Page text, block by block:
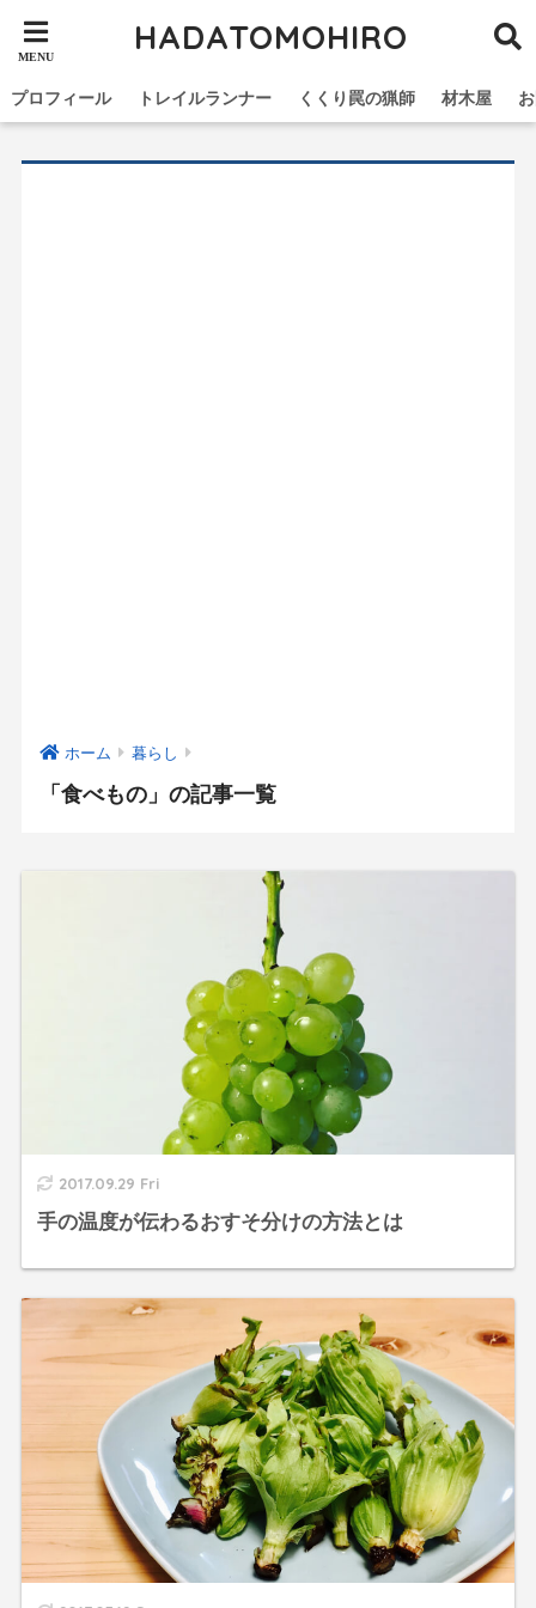
HADATOMOHIRO
プロフィール トレイルランナー くくり罠の猟師 材木屋
ホーム 暮らし
「食べもの」の記事一覧
2017.09.29 Fri
手の温度が伝わるおすそ分けの方法とは